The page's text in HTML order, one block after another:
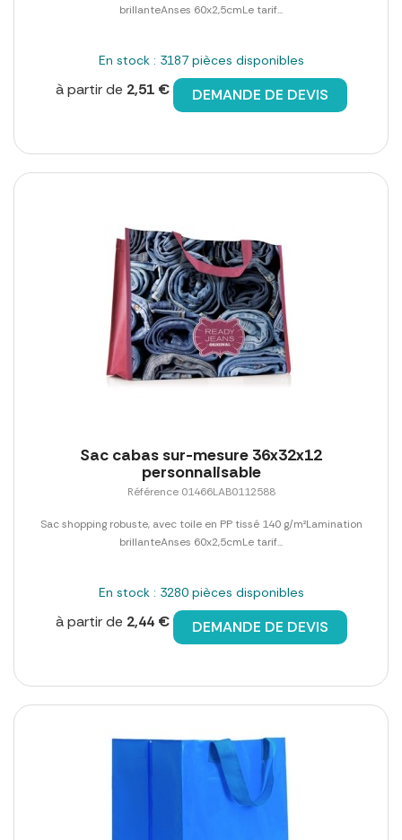
brillanteAnses 60x2,5cmLe tarif...
En stock : 3187 pièces disponibles
à partir de 2,51 € DEMANDE DE DEVIS
Sac cabas sur-mesure 36x32x12
personnalisable
Référence 01466LAB0112588
Sac shopping robuste, avec toile en PP tissé 140 g/m²Lamination
brillanteAnses 60x2,5cmLe tarif...
En stock : 3280 pièces disponibles
à partir de 2,44 € DEMANDE DE DEVIS